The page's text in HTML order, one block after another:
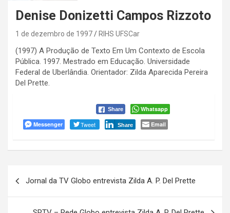
Denise Donizetti Campos Rizzoto
1 de dezembro de 1997 RIHS UFSCar
(1997) A Produção de Texto Em Um Contexto de Escola
Pública. 1997. Mestrado em Educação. Universidade
Federal de Uberlândia. Orientador: Zilda Aparecida Pereira
Del Prette.
Share
Whatsapp
Messenger
Tweet Share Email
Jornal da TV Globo entrevista Zilda A. P. Del Prette